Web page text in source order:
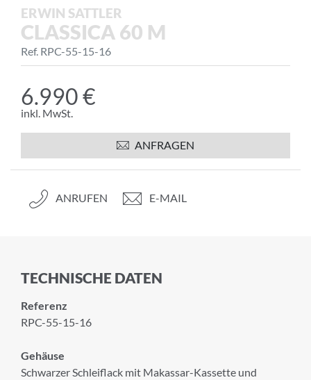
ERWIN SATTLER
CLASSICA 60 M
Ref. RPC-55-15-16
6.990 €
inkl. MwSt.
ANFRAGEN
ANRUFEN E-MAIL
TECHNISCHE DATEN
Referenz
RPC-55-15-16
Gehäuse
Schwarzer Schleiflack mit Makassar-Kassette und